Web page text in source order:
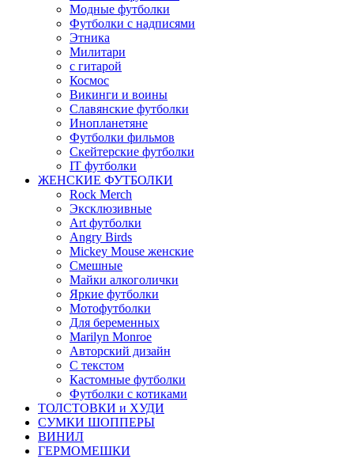
Модные футболки
Футболки с надписями
Этника
Милитари
с гитарой
Космос
Викинги и воины
Славянские футболки
Инопланетяне
Футболки фильмов
Скейтерские футболки
IT футболки
ЖЕНСКИЕ ФУТБОЛКИ
Rock Merch
Эксклюзивные
Art футболки
Angry Birds
Mickey Mouse женские
Смешные
Майки алкоголички
Яркие футболки
Мотофутболки
Для беременных
Marilyn Monroe
Авторский дизайн
С текстом
Кастомные футболки
Футболки с котиками
ТОЛСТОВКИ и ХУДИ
СУМКИ ШОППЕРЫ
ВИНИЛ
ГЕРМОМЕШКИ